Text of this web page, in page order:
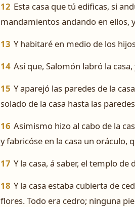
12 Esta casa que tú edificas, si
mandamientos andando en ellos,
13 Y habitaré en medio de los
14 Así que, Salomón labró la casa,
15 Y aparejó las paredes de la
solado de la casa hasta las
16 Asimismo hizo al cabo de la
y fabricóse en la casa un oráculo,
17 Y la casa, á saber, el templo
18 Y la casa estaba cubierta de
flores. Todo era cedro; ninguna